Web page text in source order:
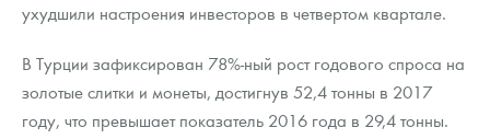
ухудшили настроения инвесторов в четвертом квартале.
В Турции зафиксирован 78%-ный рост годового спроса на
золотые слитки и монеты, достигнув 52,4 тонны в 2017
году, что превышает показатель 2016 года в 29,4 тонны.